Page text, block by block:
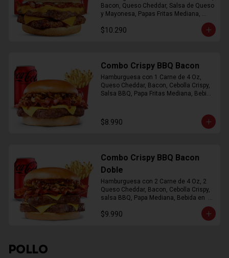
Bacon, Queso Cheddar, Salsa de Queso
y Mayonesa, Papas Fritas Mediana,
$10.290
Combo Crispy BBQ Bacon
Hamburguesa con 1 Carne de 4 Oz,
Queso Cheddar, Bacon, Cebolla Crispy,
Salsa BBQ, Papa Fritas Mediana, Bebida
$8.990
Combo Crispy BBQ Bacon
Doble
Hamburguesa con 2 Carne de 4 Oz, 2
Queso Cheddar, Bacon, Cebolla Crispy,
salsa BBQ, Papa Mediana, Bebida en
$9.990
POLLO